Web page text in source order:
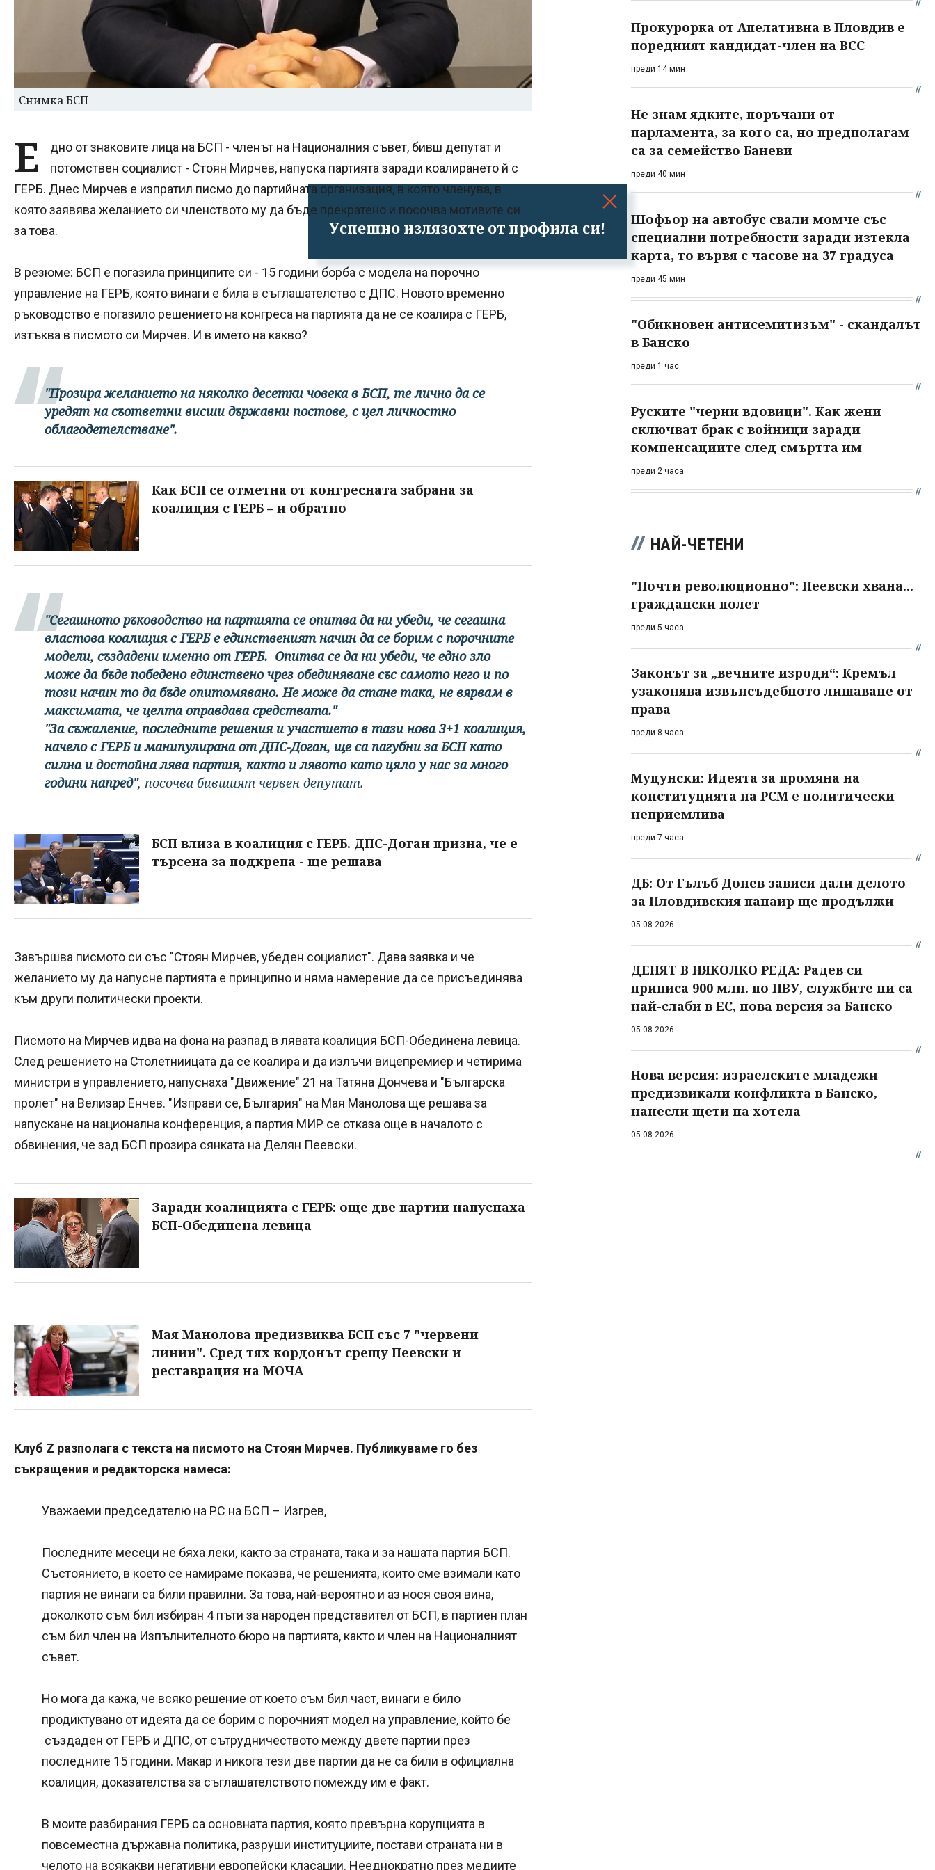
Успешно излязохте от профила си!
Снимка БСП
Е
дно от знаковите лица на БСП - членът на Националния съвет, бивш депутат и
потомствен социалист - Стоян Мирчев, напуска партията заради коалирането й с
ГЕРБ. Днес Мирчев е изпратил писмо до партийната организация, в която членува, в
която заявява желанието си членството му да бъде прекратено и посочва мотивите си
за това.
В резюме: БСП е погазила принципите си - 15 години борба с модела на порочно
управление на ГЕРБ, която винаги е била в съглашателство с ДПС. Новото временно
ръководство е погазило решението на конгреса на партията да не се коалира с ГЕРБ,
изтъква в писмото си Мирчев. И в името на какво?
"Прозира желанието на няколко десетки човека в БСП, те лично да се
уредят на съответни висши държавни постове, с цел личностно
облагодетелстване".
Как БСП се отметна от конгресната забрана за
коалиция с ГЕРБ – и обратно
"Сегашното ръководство на партията се опитва да ни убеди, че сегашна
властова коалиция с ГЕРБ е единственият начин да се борим с порочните
модели, създадени именно от ГЕРБ. Опитва се да ни убеди, че едно зло
може да бъде победено единствено чрез обединяване със самото него и по
този начин то да бъде опитомявано. Не може да стане така, не вярвам в
максимата, че целта оправдава средствата."
"За съжаление, последните решения и участието в тази нова 3+1 коалиция,
начело с ГЕРБ и манипулирана от ДПС-Доган, ще са пагубни за БСП като
силна и достойна лява партия, както и лявото като цяло у нас за много
години напред", посочва бившият червен депутат.
БСП влиза в коалиция с ГЕРБ. ДПС-Доган призна, че е
търсена за подкрепа - ще решава
Завършва писмото си със "Стоян Мирчев, убеден социалист". Дава заявка и че
желанието му да напусне партията е принципно и няма намерение да се присъединява
към други политически проекти.
Писмото на Мирчев идва на фона на разпад в лявата коалиция БСП-Обединена левица.
След решението на Столетниицата да се коалира и да излъчи вицепремиер и четирима
министри в управлението, напуснаха "Движение" 21 на Татяна Дончева и "Българска
пролет" на Велизар Енчев. "Изправи се, България" на Мая Манолова ще решава за
напускане на национална конференция, а партия МИР се отказа още в началото с
обвинения, че зад БСП прозира сянката на Делян Пеевски.
Заради коалицията с ГЕРБ: още две партии напуснаха
БСП-Обединена левица
Мая Манолова предизвиква БСП със 7 "червени
линии". Сред тях кордонът срещу Пеевски и
реставрация на МОЧА
Клуб Z разполага с текста на писмото на Стоян Мирчев. Публикуваме го без
съкращения и редакторска намеса:
Уважаеми председателю на РС на БСП – Изгрев,
Последните месеци не бяха леки, както за страната, така и за нашата партия БСП.
Състоянието, в което се намираме показва, че решенията, които сме взимали като
партия не винаги са били правилни. За това, най-вероятно и аз нося своя вина,
доколкото съм бил избиран 4 пъти за народен представител от БСП, в партиен план
съм бил член на Изпълнителното бюро на партията, както и член на Националният
съвет.
Но мога да кажа, че всяко решение от което съм бил част, винаги е било
продиктувано от идеята да се борим с порочният модел на управление, който бе
създаден от ГЕРБ и ДПС, от сътрудничеството между двете партии през
последните 15 години. Макар и никога тези две партии да не са били в официална
коалиция, доказателства за съглашателството помежду им е факт.
В моите разбирания ГЕРБ са основната партия, която превърна корупцията в
повсеместна държавна политика, разруши институциите, постави страната ни в
челото на всякакви негативни европейски класации. Нееднократно през медиите
Прокурорка от Апелативна в Пловдив е
поредният кандидат-член на ВСС
преди 14 мин
Не знам ядките, поръчани от
парламента, за кого са, но предполагам
са за семейство Баневи
преди 40 мин
Шофьор на автобус свали момче със
специални потребности заради изтекла
карта, то вървя с часове на 37 градуса
преди 45 мин
"Обикновен антисемитизъм" - скандалът
в Банско
преди 1 час
Руските "черни вдовици". Как жени
сключват брак с войници заради
компенсациите след смъртта им
преди 2 часа
НАЙ-ЧЕТЕНИ
"Почти революционно": Пеевски хвана...
граждански полет
преди 5 часа
Законът за „вечните изроди“: Кремъл
узаконява извънсъдебното лишаване от
права
преди 8 часа
Муцунски: Идеята за промяна на
конституцията на РСМ е политически
неприемлива
преди 7 часа
ДБ: От Гълъб Донев зависи дали делото
за Пловдивския панаир ще продължи
05.08.2026
ДЕНЯТ В НЯКОЛКО РЕДА: Радев си
приписа 900 млн. по ПВУ, службите ни са
най-слаби в ЕС, нова версия за Банско
05.08.2026
Нова версия: израелските младежи
предизвикали конфликта в Банско,
нанесли щети на хотела
05.08.2026